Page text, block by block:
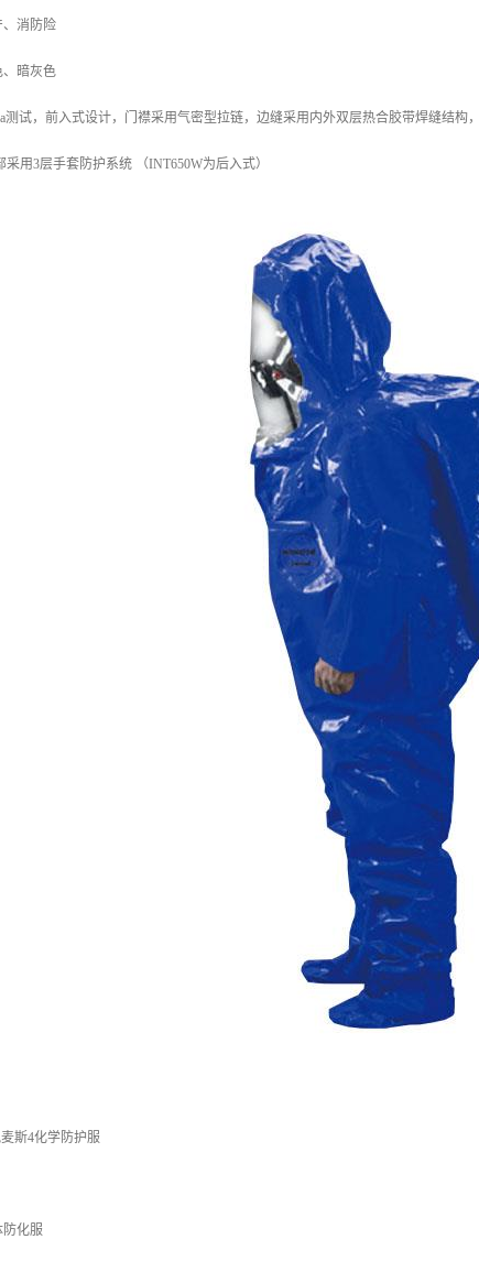
、消防险
、暗灰色
测试，前入式设计，门襟采用气密型拉链，边缝采用内外双层热合胶带焊缝结
用3层手套防护系统 （INT650W为后入式）
斯4化学防护服
化服